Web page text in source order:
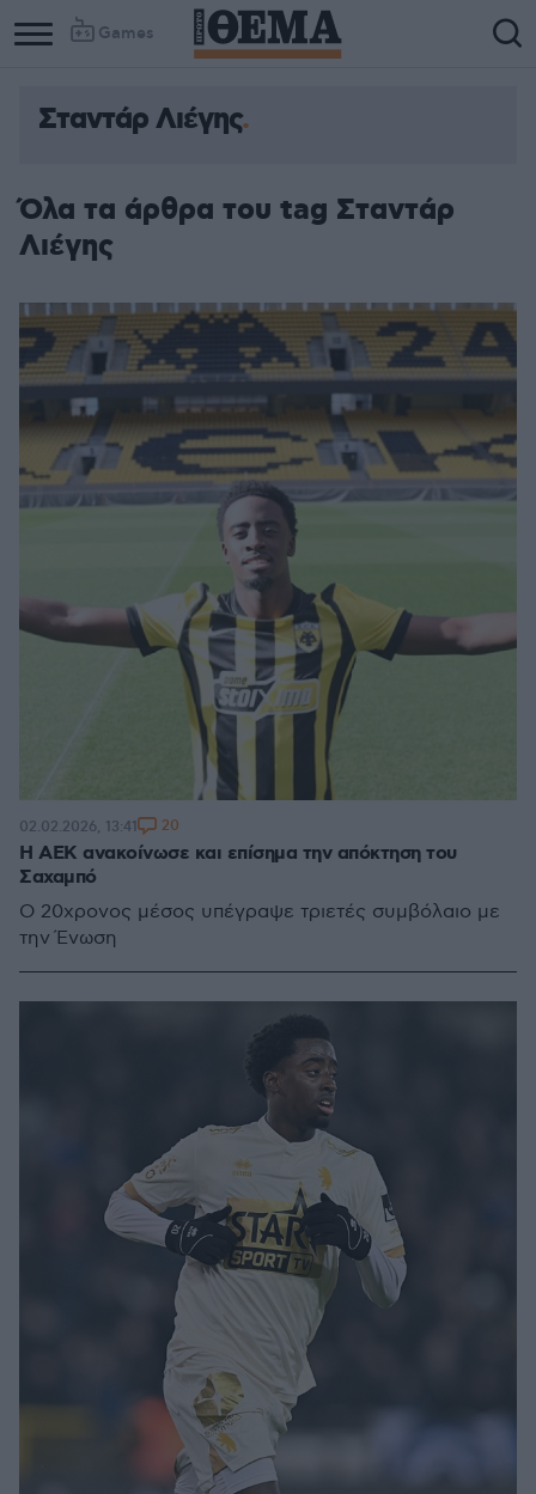
Games
Σταντάρ Λιέγης
Όλα τα άρθρα του tag Σταντάρ
Λιέγης
Η ΑΕΚ ανακοίνωσε και επίσημα την απόκτηση του
Σαχαμπό
Ο 20χρονος μέσος υπέγραψε τριετές συμβόλαιο με
την Ένωση
02.02.2026, 13:41 20